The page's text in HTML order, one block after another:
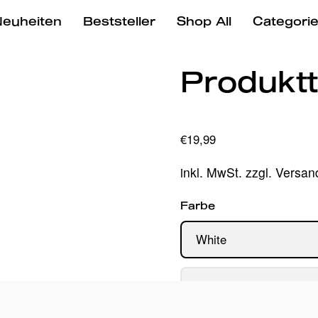
Beststeller Shop All
€19,99
inkl. MwSt. zzgl.
Farbe
White